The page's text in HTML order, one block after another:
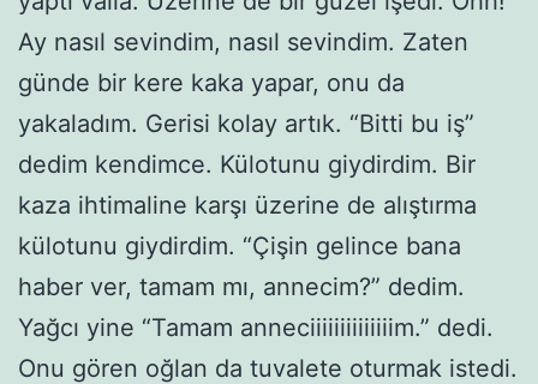
Ay nasıl sevindim, nasıl sevindim. Zaten
günde bir kere kaka yapar, onu da
yakaladım. Gerisi kolay artık. “Bitti bu iş”
dedim kendimce. Külotunu giydirdim. Bir
kaza ihtimaline karşı üzerine de alıştırma
külotunu giydirdim. “Çişin gelince bana
haber ver, tamam mı, annecim?” dedim.
Yağcı yine “Tamam anneciiiiiiiiiiiiiim.” dedi.
Onu gören oğlan da tuvalete oturmak istedi.